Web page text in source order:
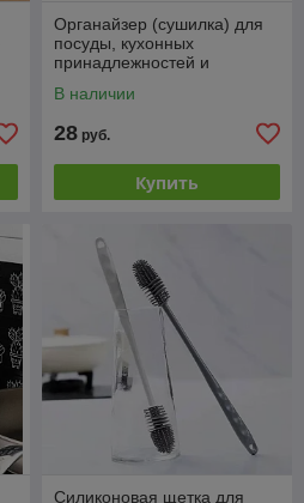
Органайзер (сушилка) для
посуды, кухонных
принадлежностей и
В наличии
28 руб.
Купить
Силиконовая щетка для